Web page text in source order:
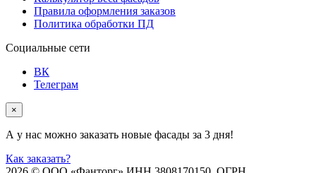
Правила оформления заказов
Политика обработки ПД
Социальные сети
ВК
Телеграм
×
А у нас можно заказать новые фасады за 3 дня!
Как заказать?